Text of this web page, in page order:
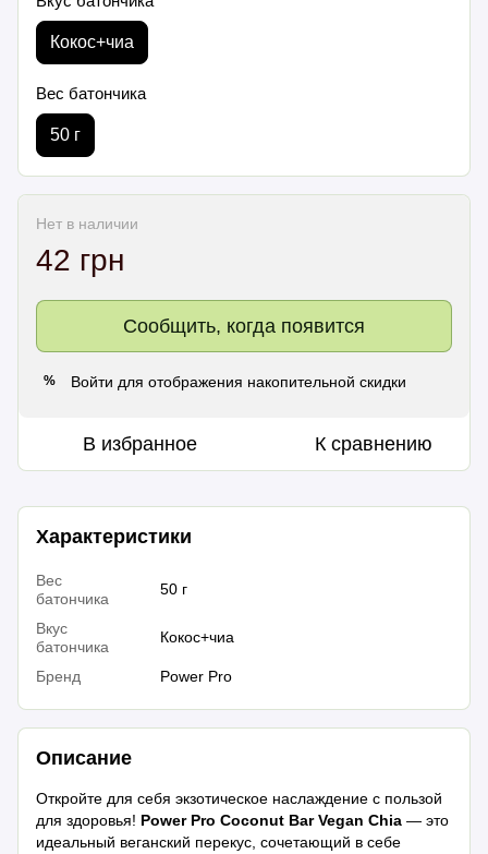
Кокос+чиа
Вес батончика
50 г
Нет в наличии
42 грн
Сообщить, когда появится
% Войти для отображения накопительной скидки
В избранное К сравнению
Характеристики
Вес
батончика
50 г
Вкус
батончика
Кокос+чиа
Бренд Power Pro
Описание
Откройте для себя экзотическое наслаждение с пользой
для здоровья! Power Pro Coconut Bar Vegan Chia — это
идеальный веганский перекус, сочетающий в себе